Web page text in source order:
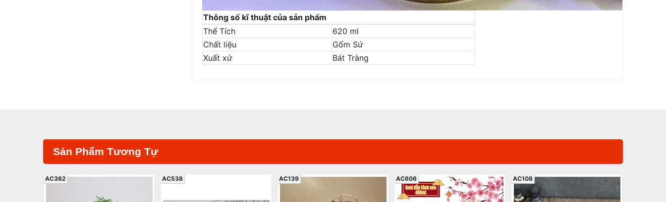
Thông số kĩ thuật của sản phẩm
Thể Tích
620 ml
Chất liệu
Gốm Sứ
Xuất xứ
Bát Tràng
Sản Phẩm Tương Tự
AC362 AC538 AC139 AC606 AC108